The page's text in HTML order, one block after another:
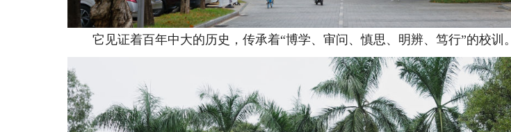
它见证着百年中大的历史，传承着“博学、审问、慎思、明辨、笃行”的校训。